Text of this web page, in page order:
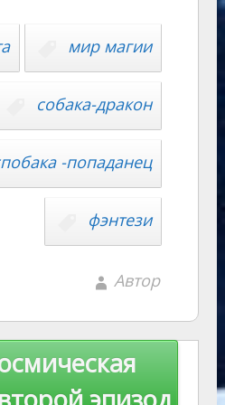
n
al
мир магии
собака-дракон
-попаданец
фэнтези
Автор